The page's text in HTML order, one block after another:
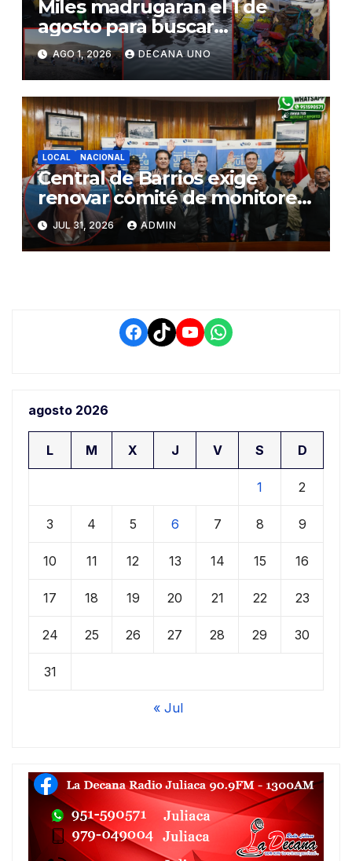
Miles madrugaran el 1 de
agosto para buscar
piedrecillas en los ríos y
realizar la challa por la
riqueza y la prosperidad
AGO 1, 2026 DECANA UNO
LOCAL NACIONAL
Central de Barrios exige
renovar comité de monitoreo
del PIAA por presuntos
conflictos de interés y
retrasos
JUL 31, 2026 ADMIN
Facebook
TikTokYouTube
WhatsApp
agosto 2026
L M X J V S D
1 2
3 4 5 6 7 8 9
10 11 12 13 14 15 16
17 18 19 20 21 22 23
24 25 26 27 28 29 30
31
« Jul